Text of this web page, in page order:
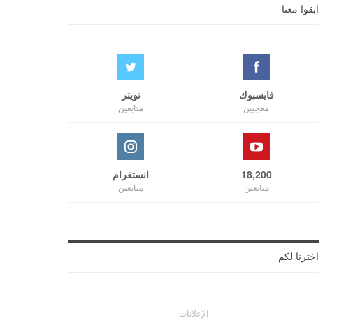
ابقوا معنا
فايسبوك
معجبين
تويتر
متابعين
18,200
متابعين
انستغرام
متابعين
اخترنا لكم
- الإعلانات -